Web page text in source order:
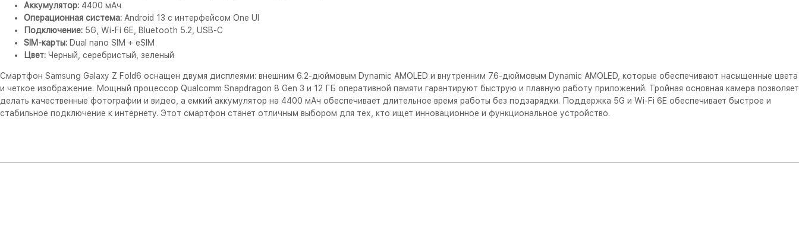
Аккумулятор: 4400 мАч
Операционная система: Android 13 с интерфейсом One UI
Подключение: 5G, Wi-Fi 6E, Bluetooth 5.2, USB-C
SIM-карты: Dual nano SIM + eSIM
Цвет: Черный, серебристый, зеленый
Смартфон Samsung Galaxy Z Fold6 оснащен двумя дисплеями: внешним 6.2-дюймовым Dynamic AMOLED и внутренним 7.6-дюймовым Dynamic AMOLED, которые обеспечивают насыщенные цвета
и четкое изображение. Мощный процессор Qualcomm Snapdragon 8 Gen 3 и 12 ГБ оперативной памяти гарантируют быструю и плавную работу приложений. Тройная основная камера позволяет
делать качественные фотографии и видео, а емкий аккумулятор на 4400 мАч обеспечивает длительное время работы без подзарядки. Поддержка 5G и Wi-Fi 6E обеспечивает быстрое и
стабильное подключение к интернету. Этот смартфон станет отличным выбором для тех, кто ищет инновационное и функциональное устройство.